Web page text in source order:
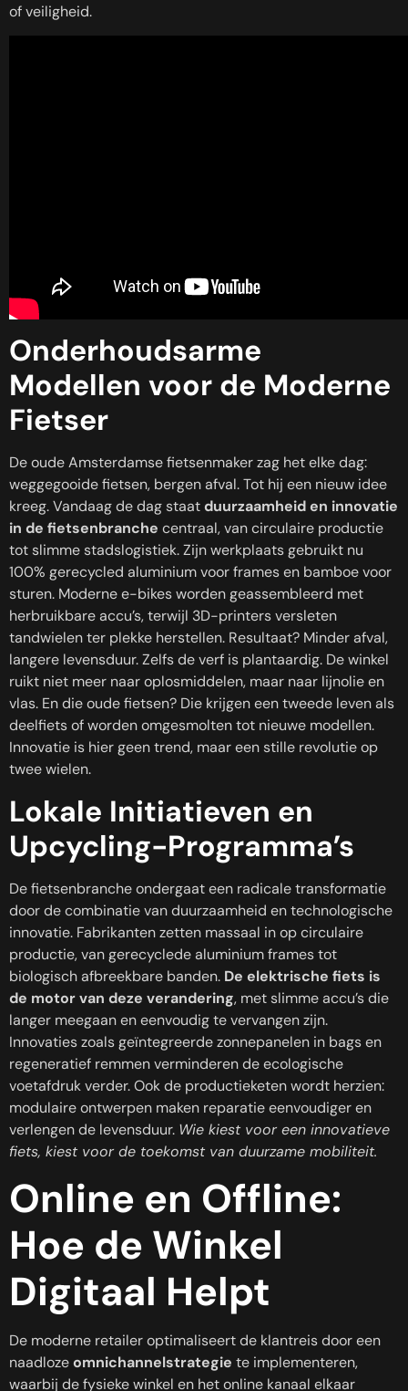
of veiligheid.
Onderhoudsarme
Modellen voor de Moderne
Fietser
De oude Amsterdamse fietsenmaker zag het elke dag:
weggegooide fietsen, bergen afval. Tot hij een nieuw idee
kreeg. Vandaag de dag staatduurzaamheid en innovatie
in de fietsenbranche centraal, van circulaire productie
tot slimme stadslogistiek. Zijn werkplaats gebruikt nu
100% gerecycled aluminium voor frames en bamboe voor
sturen. Moderne e-bikes worden geassembleerd met
herbruikbare accu’s, terwijl 3D-printers versleten
tandwielen ter plekke herstellen. Resultaat? Minder afval,
langere levensduur. Zelfs de verf is plantaardig. De winkel
ruikt niet meer naar oplosmiddelen, maar naar lijnolie en
vlas. En die oude fietsen? Die krijgen een tweede leven als
deelfiets of worden omgesmolten tot nieuwe modellen.
Innovatie is hier geen trend, maar een stille revolutie op
twee wielen.
Lokale Initiatieven en
Upcycling-Programma’s
De fietsenbranche ondergaat een radicale transformatie
door de combinatie van duurzaamheid en technologische
innovatie. Fabrikanten zetten massaal in op circulaire
productie, van gerecyclede aluminium frames tot
biologisch afbreekbare banden. De elektrische fiets is
de motor van deze verandering, met slimme accu’s die
langer meegaan en eenvoudig te vervangen zijn.
Innovaties zoals geïntegreerde zonnepanelen in bags en
regeneratief remmen verminderen de ecologische
voetafdruk verder. Ook de productieketen wordt herzien:
modulaire ontwerpen maken reparatie eenvoudiger en
verlengen de levensduur. Wie kiest voor een innovatieve
fiets, kiest voor de toekomst van duurzame mobiliteit.
Online en Offline:
Hoe de Winkel
Digitaal Helpt
De moderne retailer optimaliseert de klantreis door een
naadlozeomnichannelstrategie te implementeren,
waarbij de fysieke winkel en het online kanaal elkaar